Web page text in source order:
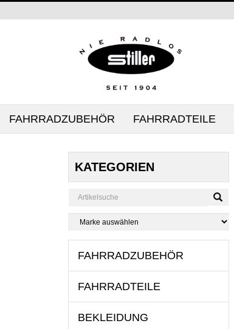
FAHRRADZUBEHÖR FAHRRADTEILE
KATEGORIEN
FAHRRADZUBEHÖR
FAHRRADTEILE
BEKLEIDUNG